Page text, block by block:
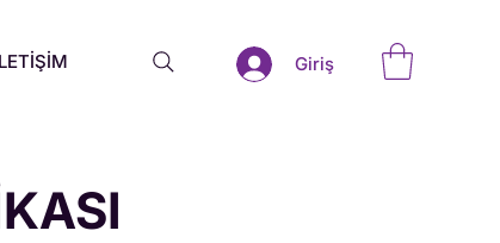
Giriş